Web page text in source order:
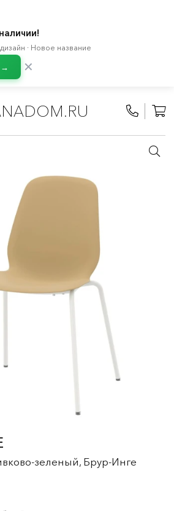
· Новое название
→ ✕
стулья
зеленый, Брур-Инге